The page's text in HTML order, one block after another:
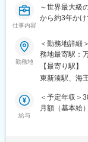
仕事内容
～世界最大級
から約3年か
自動車や産業
を支えるさま
す。
入社時に特別
社員が丁寧に
経験から専門
勤務地
＜勤務地詳細
務地最寄駅：
の範囲：会社
【最寄り駅】
東新湊駅、海
給与
＜予定年収＞
月額（基本給